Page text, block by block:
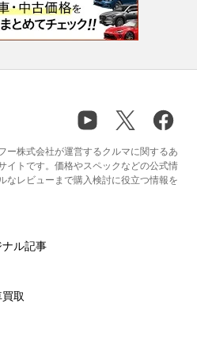
ー株式会社が運営するクルマに関するあ
イトです。価格やスペックなどの公式情
なレビューまで購入検討に役立つ情報を
ナル記事
取